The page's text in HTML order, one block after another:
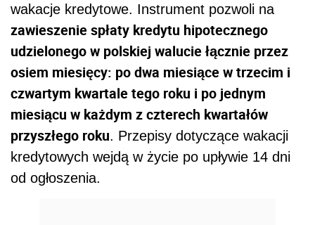
wakacje kredytowe. Instrument pozwoli na
zawieszenie spłaty kredytu hipotecznego
udzielonego w polskiej walucie łącznie przez
osiem miesięcy: po dwa miesiące w trzecim i
czwartym kwartale tego roku i po jednym
miesiącu w każdym z czterech kwartałów
przyszłego roku. Przepisy dotyczące wakacji
kredytowych wejdą w życie po upływie 14 dni
od ogłoszenia.